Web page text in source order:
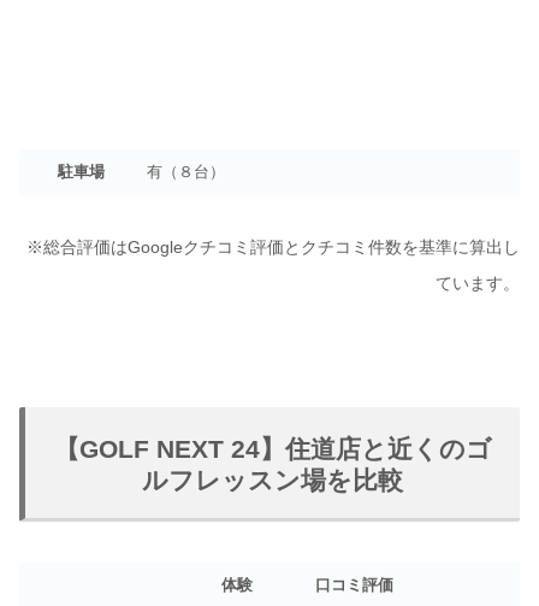
駐車場 有（８台）
※総合評価はGoogleクチコミ評価とクチコミ件数を基準に算出し
ています。
【GOLF NEXT 24】住道店と近くのゴ
ルフレッスン場を比較
体験 口コミ評価